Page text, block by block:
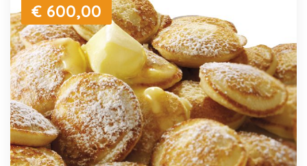
€ 600,00